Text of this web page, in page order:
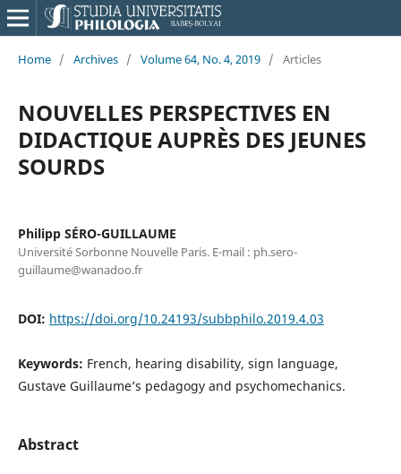
Home / Archives / Volume 64, No. 4, 2019 / Articles
NOUVELLES PERSPECTIVES EN
DIDACTIQUE AUPRÈS DES JEUNES
SOURDS
Philipp SÉRO-GUILLAUME
Université Sorbonne Nouvelle Paris. E-mail : ph.sero-
guillaume@wanadoo.fr
DOI: https://doi.org/10.24193/subbphilo.2019.4.03
Keywords: French, hearing disability, sign language,
Gustave Guillaume’s pedagogy and psychomechanics.
Abstract